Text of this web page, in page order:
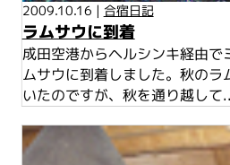
2009.10.16 | 合宿日記
ラムサウに到着
成田空港からヘルシンキ経由で
ムサウに到着しました。秋のラ
いたのですが、秋を通り越して